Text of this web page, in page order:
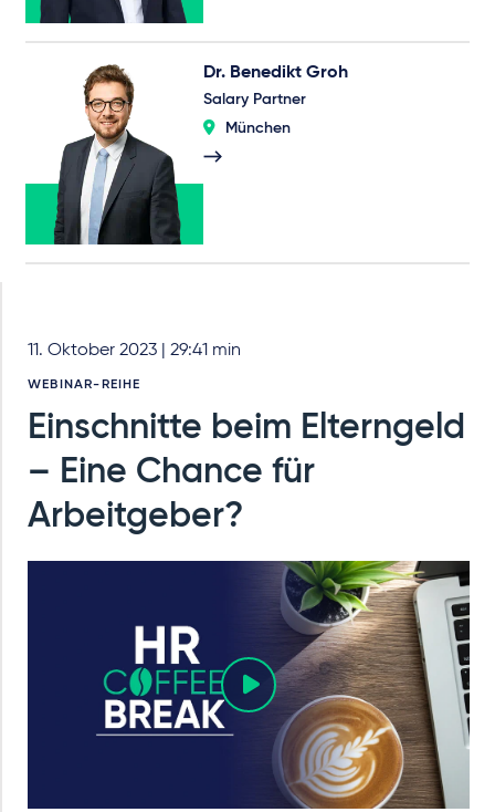
Dr. Benedikt Groh
Salary Partner
München
11. Oktober 2023 | 29:41 min
WEBINAR-REIHE
Einschnitte beim Elterngeld
– Eine Chance für
Arbeitgeber?